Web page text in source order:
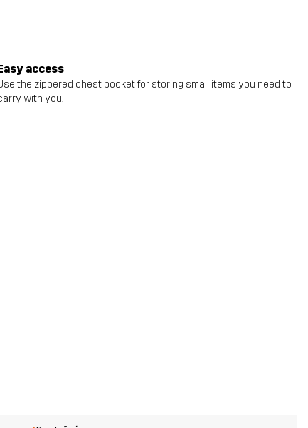
access
the zippered chest pocket for storing small items you need to
with you.